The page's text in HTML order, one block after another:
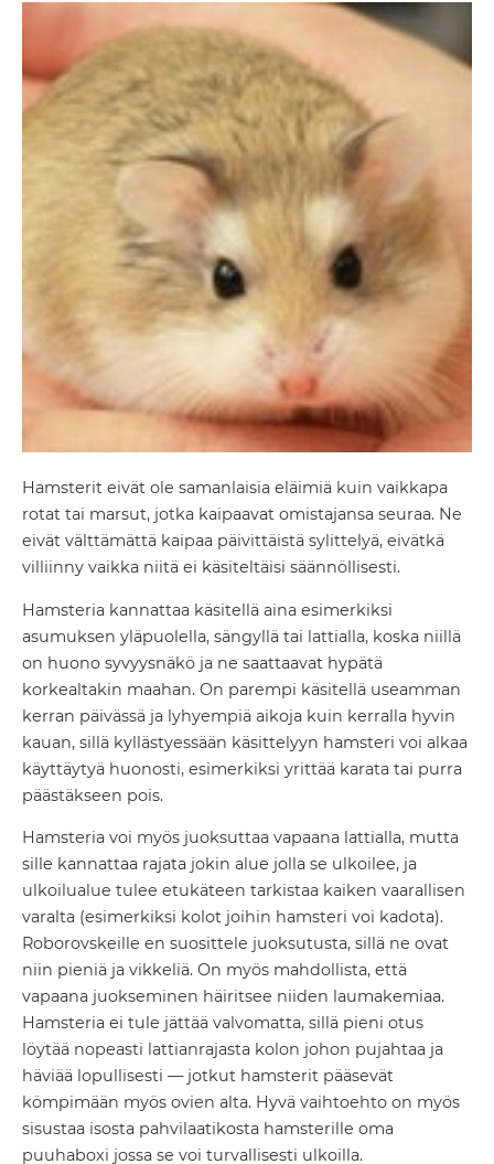
Hamsterit eivät ole samanlaisia eläimiä kuin vaikkapa
rotat tai marsut, jotka kaipaavat omistajansa seuraa. Ne
eivät välttämättä kaipaa päivittäistä sylittelyä, eivätkä
villiinny vaikka niitä ei käsiteltäisi säännöllisesti.
Hamsteria kannattaa käsitellä aina esimerkiksi
asumuksen yläpuolella, sängyllä tai lattialla, koska niillä
on huono syvyysnäkö ja ne saattaavat hypätä
korkealtakin maahan. On parempi käsitellä useamman
kerran päivässä ja lyhyempiä aikoja kuin kerralla hyvin
kauan, sillä kyllästyessään käsittelyyn hamsteri voi alkaa
käyttäytyä huonosti, esimerkiksi yrittää karata tai purra
päästäkseen pois.
Hamsteria voi myös juoksuttaa vapaana lattialla, mutta
sille kannattaa rajata jokin alue jolla se ulkoilee, ja
ulkoilualue tulee etukäteen tarkistaa kaiken vaarallisen
varalta (esimerkiksi kolot joihin hamsteri voi kadota).
Roborovskeille en suosittele juoksutusta, sillä ne ovat
niin pieniä ja vikkeliä. On myös mahdollista, että
vapaana juokseminen häiritsee niiden laumakemiaa.
Hamsteria ei tule jättää valvomatta, sillä pieni otus
löytää nopeasti lattianrajasta kolon johon pujahtaa ja
häviää lopullisesti — jotkut hamsterit pääsevät
kömpimään myös ovien alta. Hyvä vaihtoehto on myös
sisustaa isosta pahvilaatikosta hamsterille oma
puuhaboxi jossa se voi turvallisesti ulkoilla.